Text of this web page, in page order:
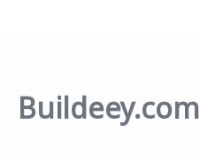
Buildeey.com